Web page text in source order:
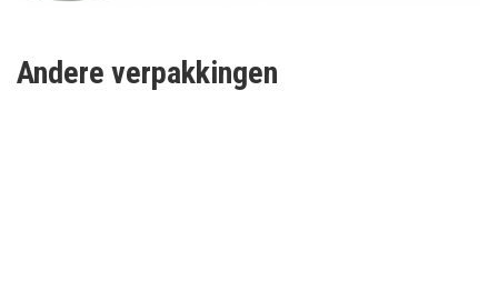
Andere verpakkingen